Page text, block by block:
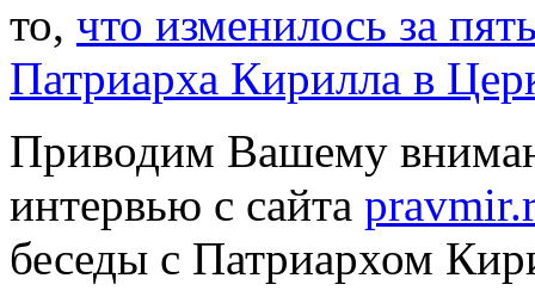
то, что изменилось за
Патриарха Кирилла в
Приводим Вашему
интервью с сайта
беседы с Патриархом